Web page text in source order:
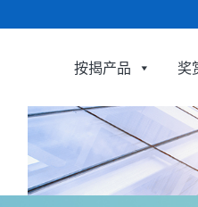
按揭产品 奖